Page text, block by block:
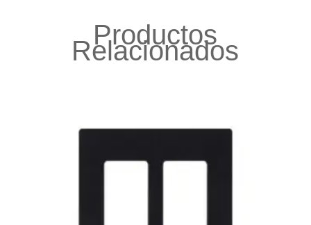
Productos
Relacionados